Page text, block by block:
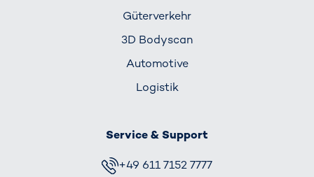
Güterverkehr
3D Bodyscan
Automotive
Logistik
Service & Support
+49 611 7152 7777